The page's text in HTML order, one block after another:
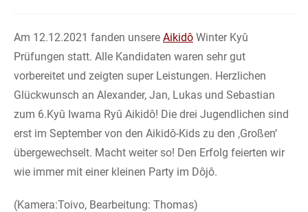
Am 12.12.2021 fanden unsere Aikidô Winter Kyû
Prüfungen statt. Alle Kandidaten waren sehr gut
vorbereitet und zeigten super Leistungen. Herzlichen
Glückwunsch an Alexander, Jan, Lukas und Sebastian
zum 6.Kyû Iwama Ryû Aikidô! Die drei Jugendlichen sind
erst im September von den Aikidô-Kids zu den ‚Großen‘
übergewechselt. Macht weiter so! Den Erfolg feierten wir
wie immer mit einer kleinen Party im Dôjô.
(Kamera:Toivo, Bearbeitung: Thomas)